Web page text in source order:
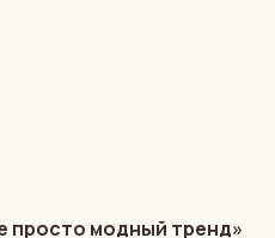
просто модный тренд»